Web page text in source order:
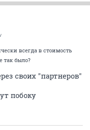
всегда в стоимость
так было?
своих "партнеров"
побоку